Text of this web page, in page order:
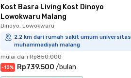
Kost Basra Living Kost Dinoyo
Lowokwaru Malang
Dinoyo, Lowokwaru
2.2 km dari rumah sakit umum universitas
muhammadiyah malang
mulai dari Rp850.000
-13% Rp739.500 /bulan